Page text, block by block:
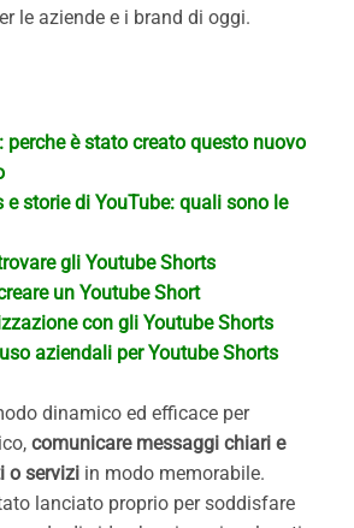
le aziende e i brand di oggi.
perche è stato creato questo nuovo
e storie di YouTube: quali sono le
gli Youtube Shorts
un Youtube Short
con gli Youtube Shorts
aziendali per Youtube Shorts
dinamico ed efficace per
comunicare messaggi chiari e
o servizi in modo memorabile.
lanciato proprio per soddisfare